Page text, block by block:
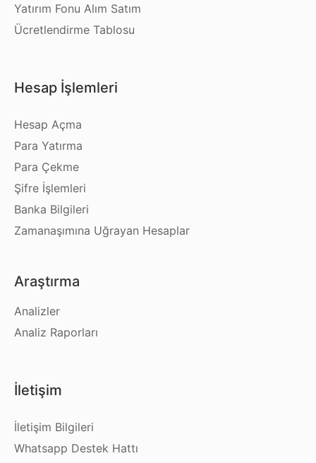
Yatırım Fonu Alım Satım
Ücretlendirme Tablosu
Hesap İşlemleri
Hesap Açma
Para Yatırma
Para Çekme
Şifre İşlemleri
Banka Bilgileri
Zamanaşımına Uğrayan Hesaplar
Araştırma
Analizler
Analiz Raporları
İletişim
İletişim Bilgileri
Whatsapp Destek Hattı